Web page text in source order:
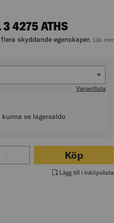
3 4275 ATHS
skyddande egenskaper. Läs mer
(US/CA)
Variantlista
se lagersaldo
för JACKA FLAM DAM KL 3 4275
Köp
Lägg till i inköpslista